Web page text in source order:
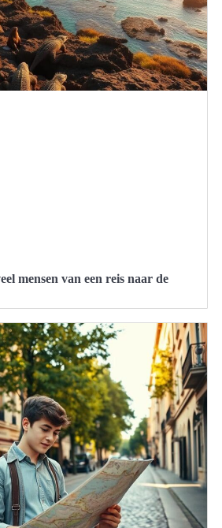
mensen van een reis naar de